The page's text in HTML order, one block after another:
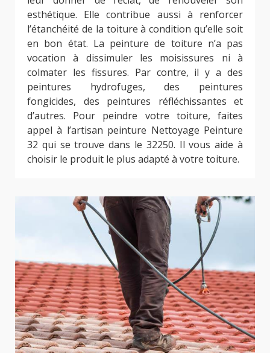
esthétique. Elle contribue aussi à renforcer
l’étanchéité de la toiture à condition qu’elle soit
en bon état. La peinture de toiture n’a pas
vocation à dissimuler les moisissures ni à
colmater les fissures. Par contre, il y a des
peintures hydrofuges, des peintures
fongicides, des peintures réfléchissantes et
d’autres. Pour peindre votre toiture, faites
appel à l’artisan peinture Nettoyage Peinture
32 qui se trouve dans le 32250. Il vous aide à
choisir le produit le plus adapté à votre toiture.